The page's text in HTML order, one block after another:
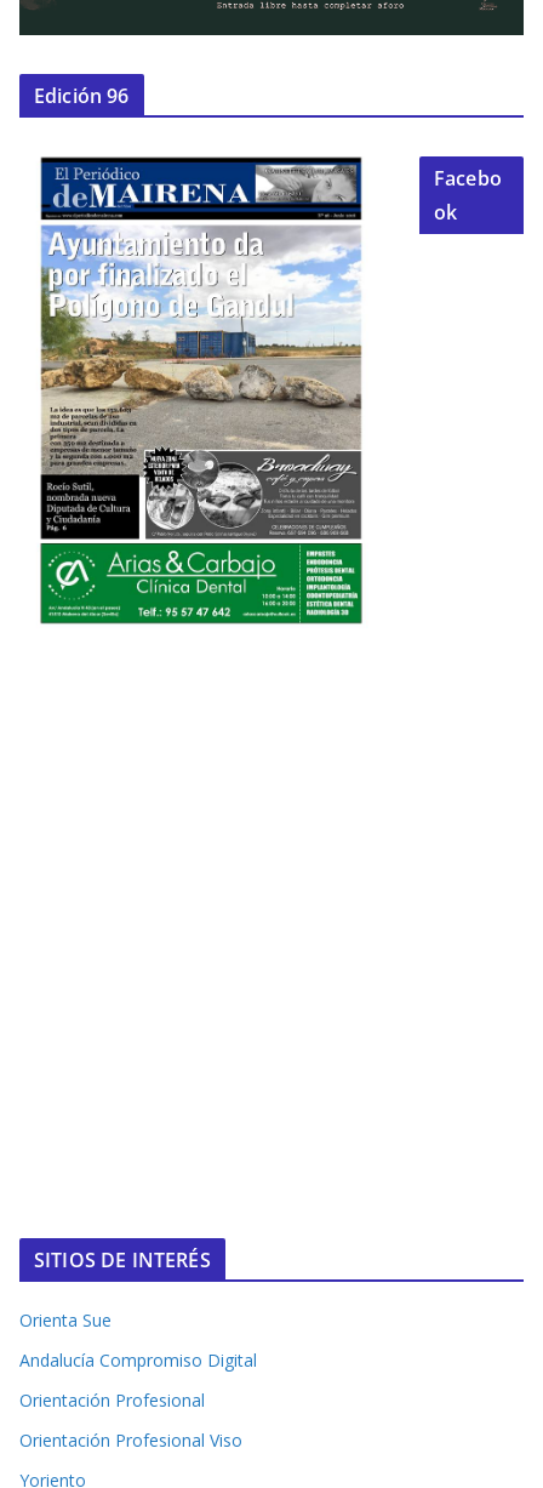
Edición 96
Facebo
ok
SITIOS DE INTERÉS
Orienta Sue
Andalucía Compromiso Digital
Orientación Profesional
Orientación Profesional Viso
Yoriento